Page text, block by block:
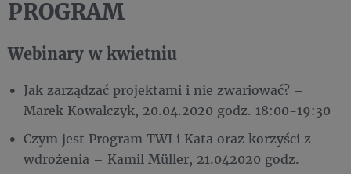
PROGRAM
Webinary w kwietniu
Jak zarządzać projektami i nie zwariować? –
Marek Kowalczyk, 20.04.2020 godz. 18:00-19:30
Czym jest Program TWI i Kata oraz korzyści z
wdrożenia – Kamil Müller, 21.042020 godz.